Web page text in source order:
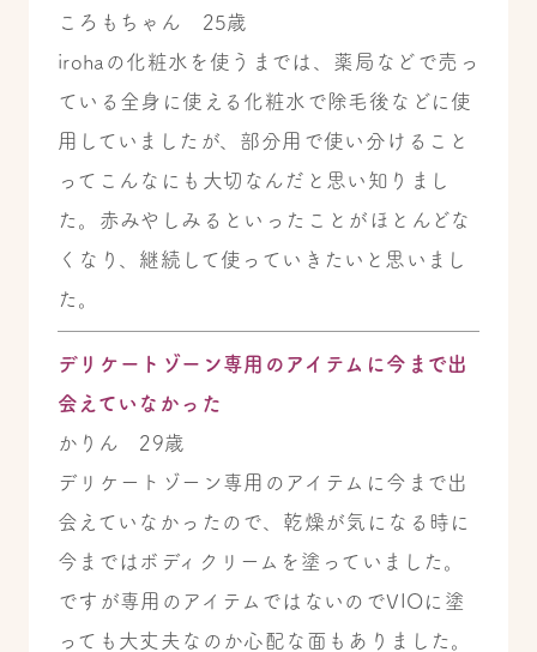
ころもちゃん 25歳
irohaの化粧水を使うまでは、薬局などで売っ
ている全身に使える化粧水で除毛後などに使
用していましたが、部分用で使い分けること
ってこんなにも大切なんだと思い知りまし
た。赤みやしみるといったことがほとんどな
くなり、継続して使っていきたいと思いまし
た。
デリケートゾーン専用のアイテムに今まで出
会えていなかった
かりん 29歳
デリケートゾーン専用のアイテムに今まで出
会えていなかったので、乾燥が気になる時に
今まではボディクリームを塗っていました。
ですが専用のアイテムではないのでVIOに塗
っても大丈夫なのか心配な面もありました。